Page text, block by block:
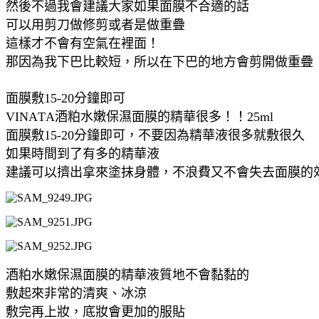
然後不過我會建議大家如果面膜不合適的話
可以用剪刀做修剪或者是做重疊
這樣才不會有空氣在裡面！
那因為我下巴比較短，所以在下巴的地方會剪開做重疊
面膜敷15-20分鐘即可
VINATA酒粕水嫩保濕面膜的精華很多！！25ml
面膜敷15-20分鐘即可，不要因為精華液很多就敷很久
如果時間到了有多的精華液
建議可以擠出拿來塗抹身體，不浪費又不會失去面膜的
酒粕水嫩保濕面膜的精華液質地不會黏黏的
敷起來非常的清爽、冰涼
敷完再上妝，底妝會更加的服貼